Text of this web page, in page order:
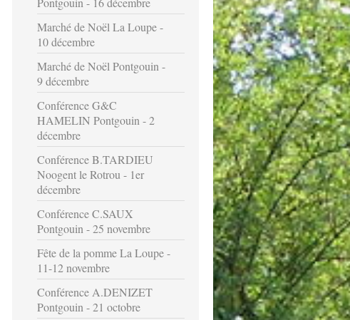
Marché de Noël La Loupe -
10 décembre
Marché de Noël Pontgouin -
9 décembre
Conférence G&C
HAMELIN Pontgouin - 2
décembre
Conférence B.TARDIEU
Noogent le Rotrou - 1er
décembre
Conférence C.SAUX
Pontgouin - 25 novembre
Fête de la pomme La Loupe -
11-12 novembre
Conférence A.DENIZET
Pontgouin - 21 octobre